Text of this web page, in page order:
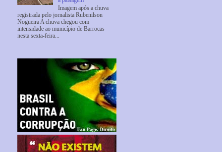
Imagem após a chuva
registrada pelo jornalista Rubenilson
Nogueira A chuva chegou com
intensidade ao município de Barrocas
nesta sexta-feira...